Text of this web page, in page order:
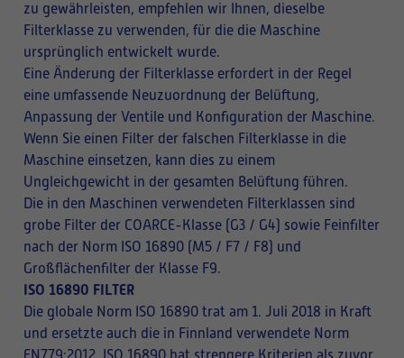
zu gewährleisten, empfehlen wir Ihnen, dieselbe
Filterklasse zu verwenden, für die die Maschine
ursprünglich entwickelt wurde.
Eine Änderung der Filterklasse erfordert in der Regel
eine umfassende Neuzuordnung der Belüftung,
Anpassung der Ventile und Konfiguration der Maschine.
Wenn Sie einen Filter der falschen Filterklasse in die
Maschine einsetzen, kann dies zu einem
Ungleichgewicht in der gesamten Belüftung führen.
Die in den Maschinen verwendeten Filterklassen sind
grobe Filter der COARCE-Klasse (G3 / G4) sowie Feinfilter
nach der Norm ISO 16890 (M5 / F7 / F8) und
Großflächenfilter der Klasse F9.
ISO 16890 FILTER
Die globale Norm ISO 16890 trat am 1. Juli 2018 in Kraft
und ersetzte auch die in Finnland verwendete Norm